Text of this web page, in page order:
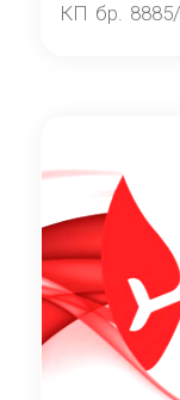
КП бр.
Скопје”
(три)
Договорот
понудувач.